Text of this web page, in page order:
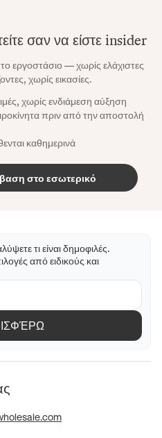
σαν να είστε insider
εργοστάσιο — χωρίς ελάχιστες
χωρίς εικασίες.
χωρίς ενδιάμεση αύξηση
πριν από την αποστολή
καθημερινά
στο εσωτερικό
τι είναι δημοφιλές.
από ειδικούς και